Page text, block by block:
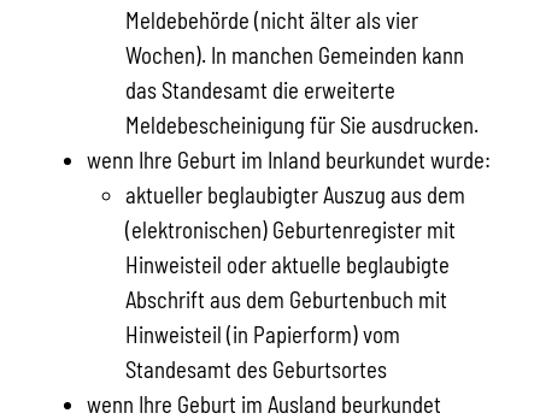
Meldebehörde (nicht älter als vier
Wochen). In manchen Gemeinden kann
das Standesamt die erweiterte
Meldebescheinigung für Sie ausdrucken.
wenn Ihre Geburt im Inland beurkundet wurde:
aktueller beglaubigter Auszug aus dem
(elektronischen) Geburtenregister mit
Hinweisteil oder aktuelle beglaubigte
Abschrift aus dem Geburtenbuch mit
Hinweisteil (in Papierform) vom
Standesamt des Geburtsortes
wenn Ihre Geburt im Ausland beurkundet